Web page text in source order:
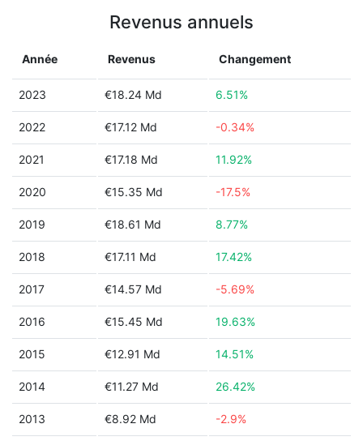
Revenus annuels
Année Revenus Changement
2023 €18.24 Md 6.51%
2022 €17.12 Md -0.34%
2021 €17.18 Md 11.92%
2020 €15.35 Md -17.5%
2019 €18.61 Md 8.77%
2018 €17.11 Md 17.42%
2017 €14.57 Md -5.69%
2016 €15.45 Md 19.63%
2015 €12.91 Md 14.51%
2014 €11.27 Md 26.42%
2013 €8.92 Md -2.9%